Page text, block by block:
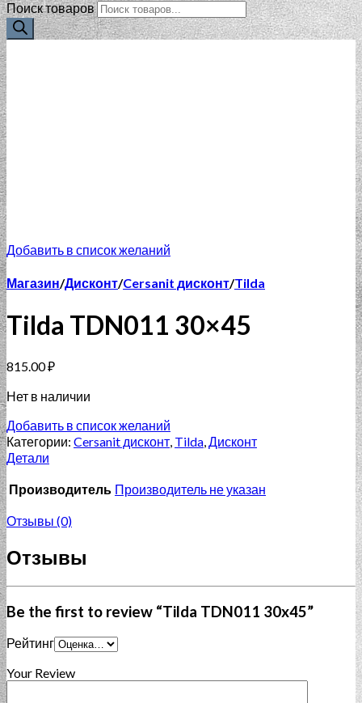
Поиск товаров
Добавить в список желаний
Магазин/Дисконт/Cersanit дисконт/Tilda
Tilda TDN011 30×45
815.00₽
Нет в наличии
Добавить в список желаний
Категории: Cersanit дисконт, Tilda,Дисконт
Детали
Производитель Производитель не указан
Отзывы (0)
Отзывы
Be the first to review “Tilda TDN011 30x45”
Рейтинг
Your Review